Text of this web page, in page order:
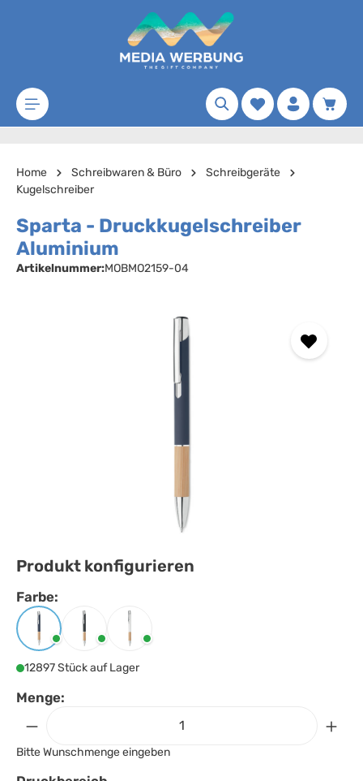
Zum Hauptinhalt springen
Merkzettel
Home Schreibwaren & Büro
Schreibgeräte
Kugelschreiber
Sparta - Druckkugelschreiber
Aluminium
Artikelnummer:MOBMO2159-04
Produkt konfigurieren
Farbe:
Farbeauswählen
Blau SchwarzWeiss
12897 Stück auf Lager
Menge:
Bitte Wunschmenge eingeben